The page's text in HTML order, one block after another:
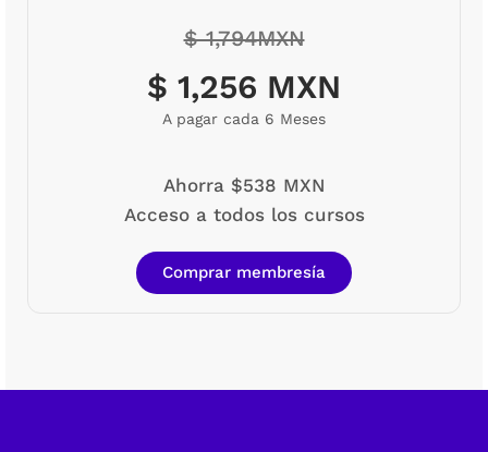
$ 1,794MXN
$ 1,256 MXN
A pagar cada 6 Meses
Ahorra $538 MXN
Acceso a todos los cursos
Comprar membresía